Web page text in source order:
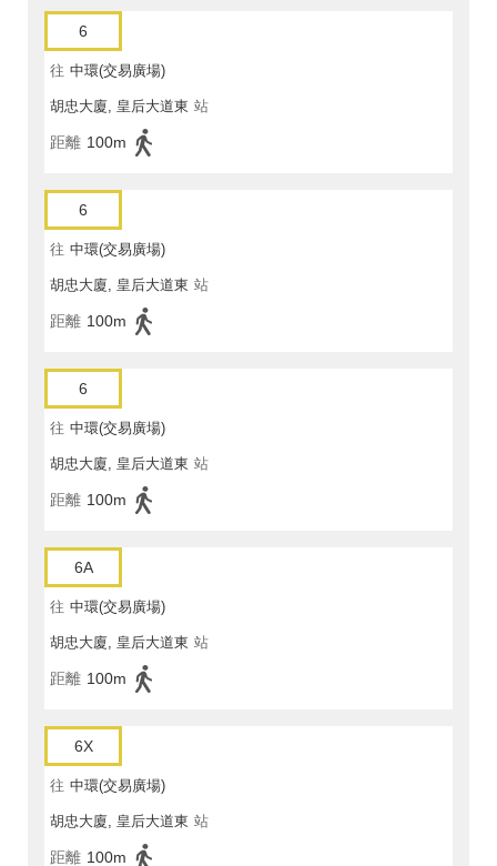
6
往 中環(交易廣場)
胡忠大廈, 皇后大道東 站
距離 100m
6
往 中環(交易廣場)
胡忠大廈, 皇后大道東 站
距離 100m
6
往 中環(交易廣場)
胡忠大廈, 皇后大道東 站
距離 100m
6A
往 中環(交易廣場)
胡忠大廈, 皇后大道東 站
距離 100m
6X
往 中環(交易廣場)
胡忠大廈, 皇后大道東 站
距離 100m